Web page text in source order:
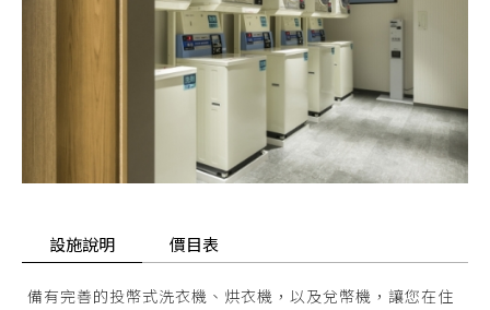
設施說明 價目表
備有完善的投幣式洗衣機、烘衣機，以及兌幣機，讓您在住